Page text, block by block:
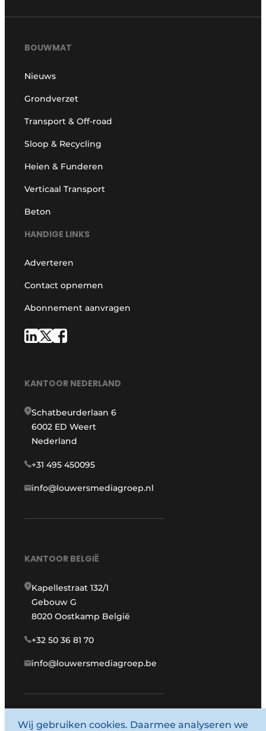
BOUWMAT
Nieuws
Grondverzet
Transport & Off-road
Sloop & Recycling
Heien & Funderen
Verticaal Transport
Beton
HANDIGE LINKS
Adverteren
Contact opnemen
Abonnement aanvragen
KANTOOR NEDERLAND
Schatbeurderlaan 6
6002 ED Weert
Nederland
+31 495 450095
info@louwersmediagroep.nl
KANTOOR BELGIË
Kapellestraat 132/1
Gebouw G
8020 Oostkamp België
+32 50 36 81 70
info@louwersmediagroep.be
www.louwersmediagroep.com
Wij gebruiken cookies. Daarmee analyseren we